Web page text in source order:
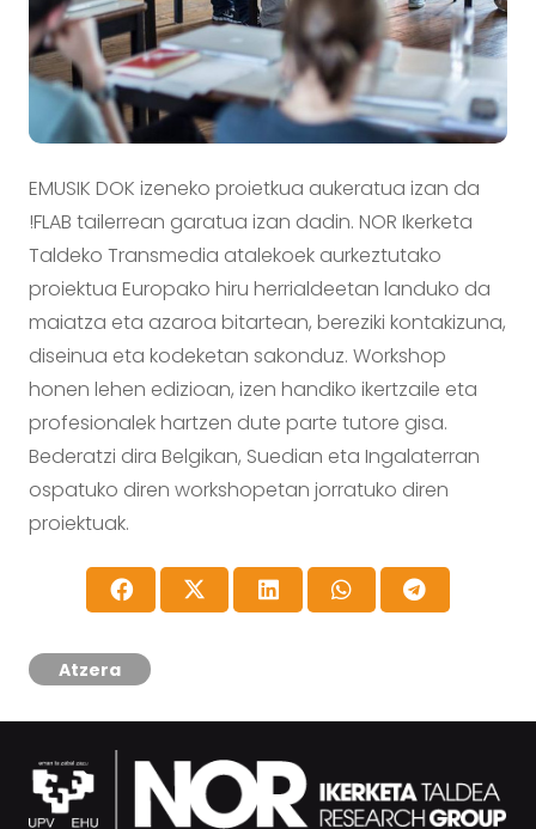
EMUSIK DOK izeneko proietkua aukeratua izan da
!FLAB tailerrean garatua izan dadin. NOR Ikerketa
Taldeko Transmedia atalekoek aurkeztutako
proiektua Europako hiru herrialdeetan landuko da
maiatza eta azaroa bitartean, bereziki kontakizuna,
diseinua eta kodeketan sakonduz. Workshop
honen lehen edizioan, izen handiko ikertzaile eta
profesionalek hartzen dute parte tutore gisa.
Bederatzi dira Belgikan, Suedian eta Ingalaterran
ospatuko diren workshopetan jorratuko diren
proiektuak.
Atzera